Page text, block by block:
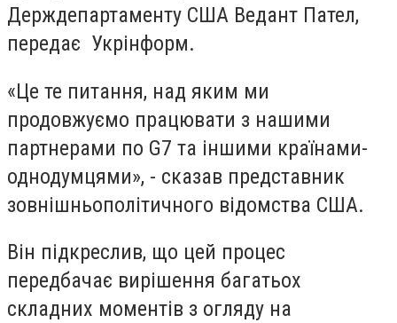
Держдепартаменту США Ведант Пател,
передає Укрінформ.
«Це те питання, над яким ми
продовжуємо працювати з нашими
партнерами по G7 та іншими країнами-
однодумцями», - сказав представник
зовнішньополітичного відомства США.
Він підкреслив, що цей процес
передбачає вирішення багатьох
складних моментів з огляду на